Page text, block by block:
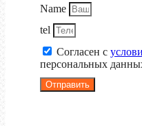
Name
tel
Согласен с
персональных
Отправить